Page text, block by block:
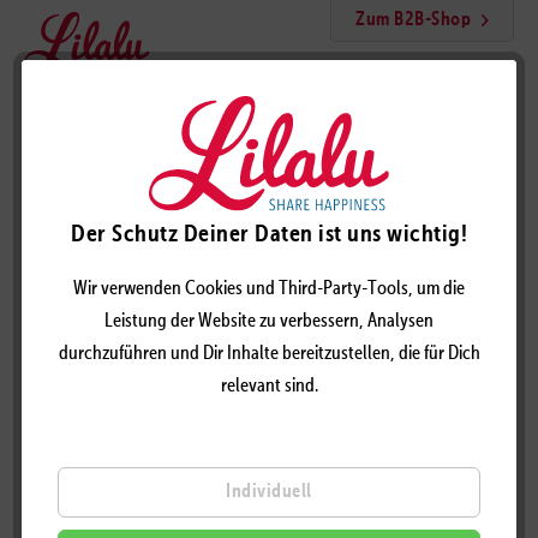
Zum B2B-Shop
Der Schutz Deiner Daten ist uns wichtig!
Wir verwenden Cookies und Third-Party-Tools, um die
Leistung der Website zu verbessern, Analysen
durchzuführen und Dir Inhalte bereitzustellen, die für Dich
relevant sind.
Individuell
Polizeihund Ente
POLIZEIHUND ENTE – DESIGN BY LILALU